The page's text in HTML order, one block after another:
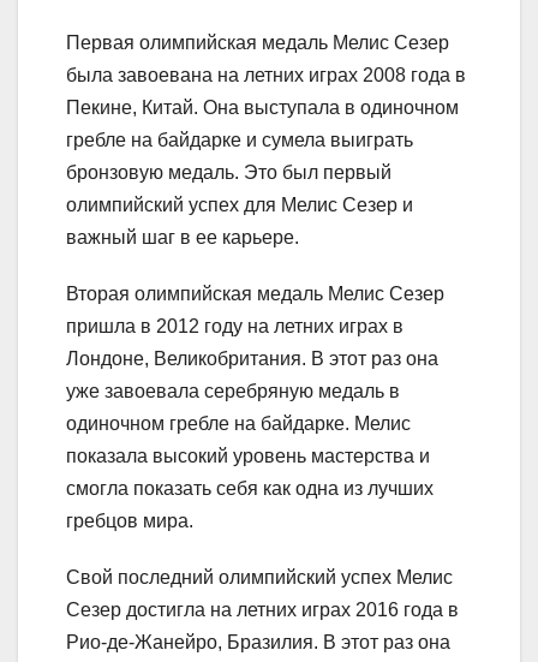
Первая олимпийская медаль Мелис Сезер
была завоевана на летних играх 2008 года в
Пекине, Китай. Она выступала в одиночном
гребле на байдарке и сумела выиграть
бронзовую медаль. Это был первый
олимпийский успех для Мелис Сезер и
важный шаг в ее карьере.
Вторая олимпийская медаль Мелис Сезер
пришла в 2012 году на летних играх в
Лондоне, Великобритания. В этот раз она
уже завоевала серебряную медаль в
одиночном гребле на байдарке. Мелис
показала высокий уровень мастерства и
смогла показать себя как одна из лучших
гребцов мира.
Свой последний олимпийский успех Мелис
Сезер достигла на летних играх 2016 года в
Рио-де-Жанейро, Бразилия. В этот раз она